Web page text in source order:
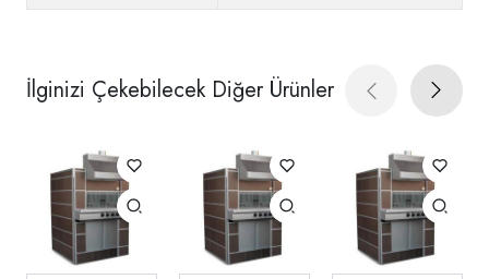
İlginizi Çekebilecek Diğer Ürünler